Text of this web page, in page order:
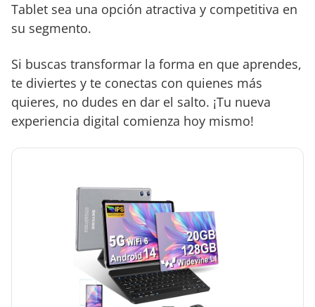
Tablet sea una opción atractiva y competitiva en
su segmento.
Si buscas transformar la forma en que aprendes,
te diviertes y te conectas con quienes más
quieres, no dudes en dar el salto. ¡Tu nueva
experiencia digital comienza hoy mismo!